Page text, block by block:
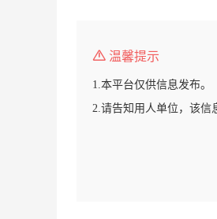
温馨提示
1.本平台仅供信息发布。
2.请告知用人单位，该信